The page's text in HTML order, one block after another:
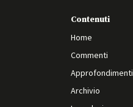
Contenuti
Home
Commenti
Approfondimenti
Archivio